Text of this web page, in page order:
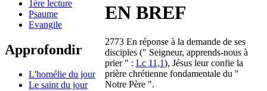
1ère lecture
Psaume
Evangile
Approfondir
L'homélie du jour
Le saint du jour
EN BREF
2773 En réponse à la demande de ses
disciples (" Seigneur, apprends-nous à
prier " : Lc 11,1), Jésus leur confie la
prière chrétienne fondamentale du "
Notre Père ".